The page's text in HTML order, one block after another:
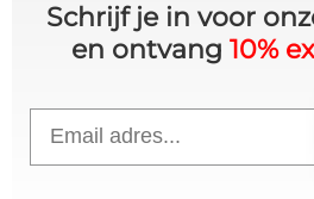
Schrijf je in voor
en ontvang 10%